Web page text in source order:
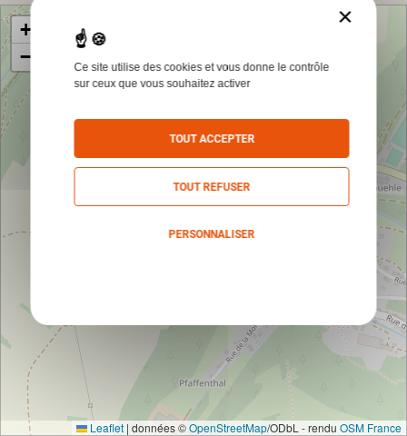
+
−
Leaflet | données ©OpenStreetMap/ODbL - rendu OSM France
×
Ce site utilise des cookies et vous donne le contrôle
sur ceux que vous souhaitez activer
TOUT ACCEPTER
TOUT REFUSER
PERSONNALISER